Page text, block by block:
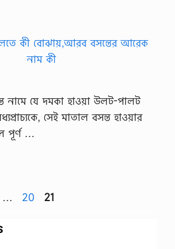
নামে যে দমকা হাওয়া উলট-পালট
সেই মাতাল বসন্ত হাওয়ার
পূর্ণ …
… Page
20 Page
21